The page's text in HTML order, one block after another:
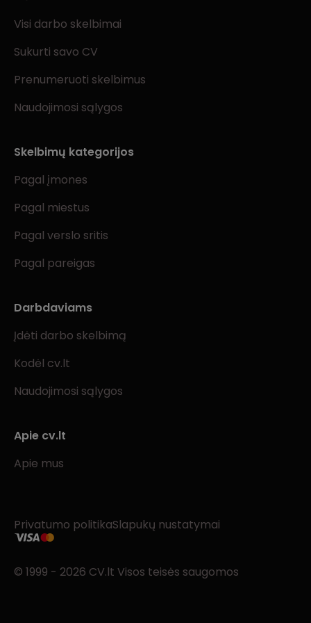
Visi darbo skelbimai
Sukurti savo CV
Prenumeruoti skelbimus
Naudojimosi sąlygos
Skelbimų kategorijos
Pagal įmones
Pagal miestus
Pagal verslo sritis
Pagal pareigas
Darbdaviams
Įdėti darbo skelbimą
Kodėl cv.lt
Naudojimosi sąlygos
Apie cv.lt
Apie mus
Privatumo politikaSlapukų nustatymai
© 1999 - 2026 CV.lt Visos teisės saugomos